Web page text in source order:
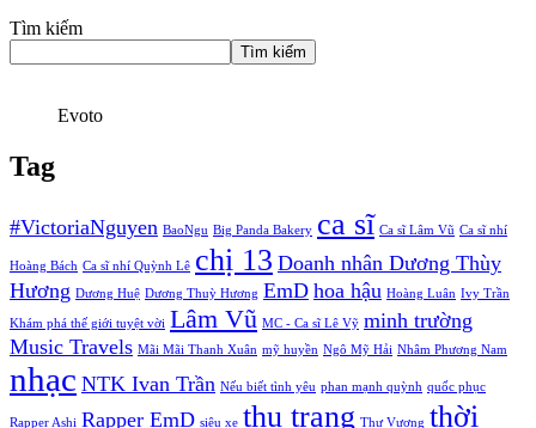
Tìm kiếm
Tìm kiếm
Evoto
Tag
#VictoriaNguyen BaoNgu Big Panda Bakery ca sĩ Ca sĩ Lâm Vũ Ca sĩ nhí
Hoàng Bách Ca sĩ nhí Quỳnh Lê chị 13 Doanh nhân Dương Thùy
Hương Dương Huệ Dương Thuỳ Hương EmD hoa hậu Hoàng Luân Ivy Trần
Khám phá thế giới tuyệt vời Lâm Vũ MC - Ca sĩ Lê Vỹ minh trường
Music Travels Mãi Mãi Thanh Xuân mỹ huyền Ngô Mỹ Hải Nhâm Phương Nam
nhạc NTK Ivan Trần Nếu biết tình yêu phan mạnh quỳnh quốc phục
Rapper Ashi Rapper EmD siêu xe thu trang Thư Vương thời